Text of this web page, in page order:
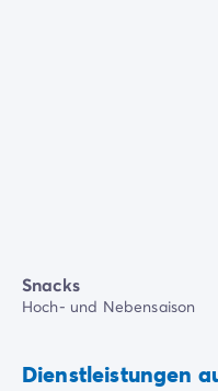
Snacks
Hoch- und Nebensaison
Dienstleistungen